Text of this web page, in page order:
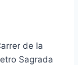
de la
Sagrada